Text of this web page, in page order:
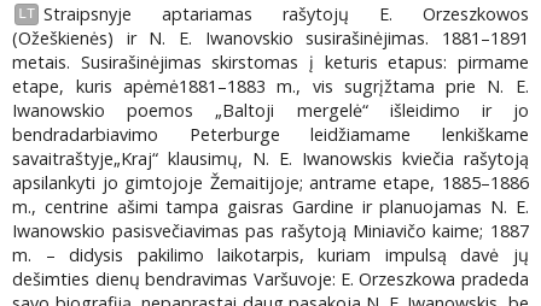
LT Straipsnyje aptariamas rašytojų E. Orzeszkowos
(Ožeškienės) ir N. E. Iwanovskio susirašinėjimas. 1881–1891
metais. Susirašinėjimas skirstomas į keturis etapus: pirmame
etape, kuris apėmė1881–1883 m., vis sugrįžtama prie N. E.
Iwanowskio poemos „Baltoji mergelė“ išleidimo ir jo
bendradarbiavimo Peterburge leidžiamame lenkiškame
savaitraštyje„Kraj“ klausimų, N. E. Iwanowskis kviečia rašytoją
apsilankyti jo gimtojoje Žemaitijoje; antrame etape, 1885–1886
m., centrine ašimi tampa gaisras Gardine ir planuojamas N. E.
Iwanowskio pasisvečiavimas pas rašytoją Miniavičo kaime; 1887
m. – didysis pakilimo laikotarpis, kuriam impulsą davė jų
dešimties dienų bendravimas Varšuvoje: E. Orzeszkowa pradeda